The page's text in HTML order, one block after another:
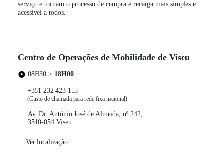
serviço e tornam o processo de compra e recarga mais simples e
acessível a todos.
Centro de Operações de Mobilidade de Viseu
08H30 > 18H00
+351 232 423 155
(Custo de chamada para rede fixa nacional)
Av. Dr. António José de Almeida, nº 242,
3510‑054 Viseu
Ver localização